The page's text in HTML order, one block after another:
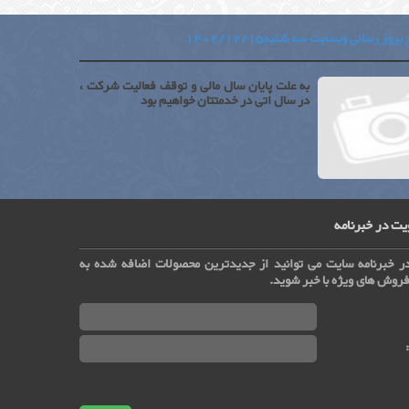
رسانی وبسایت سه شنبه1402/12/15
به علت پایان سال مالی و توقف فعالیت شرکت ،
در سال اتی در خدمتتان خواهیم بود
در خبرنامه
خبرنامه سایت می توانید از جدیدترین محصولات اضافه شده به
های ویژه با خبر شوید.